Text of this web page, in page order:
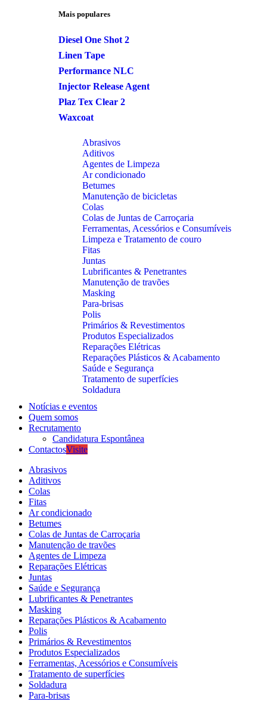
Mais populares
Diesel One Shot 2
Linen Tape
Performance NLC
Injector Release Agent
Plaz Tex Clear 2
Waxcoat
Abrasivos
Aditivos
Agentes de Limpeza
Ar condicionado
Betumes
Manutenção de bicicletas
Colas
Colas de Juntas de Carroçaria
Ferramentas, Acessórios e Consumíveis
Limpeza e Tratamento de couro
Fitas
Juntas
Lubrificantes & Penetrantes
Manutenção de travões
Masking
Para-brisas
Polis
Primários & Revestimentos
Produtos Especializados
Reparações Elétricas
Reparações Plásticos & Acabamento
Saúde e Segurança
Tratamento de superfícies
Soldadura
Notícias e eventos
Quem somos
Recrutamento
Candidatura Espontânea
ContactosVisite
Abrasivos
Aditivos
Colas
Fitas
Ar condicionado
Betumes
Colas de Juntas de Carroçaria
Manutenção de travões
Agentes de Limpeza
Reparações Elétricas
Juntas
Saúde e Segurança
Lubrificantes & Penetrantes
Masking
Reparações Plásticos & Acabamento
Polis
Primários & Revestimentos
Produtos Especializados
Ferramentas, Acessórios e Consumíveis
Tratamento de superfícies
Soldadura
Para-brisas